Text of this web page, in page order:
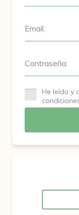
Email:
Contraseña:
He leído y